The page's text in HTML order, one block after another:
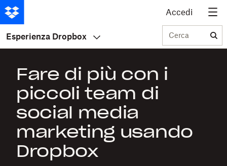
Accedi
Esperienza Dropbox Cerca
Fare di più con i
piccoli team di
social media
marketing usando
Dropbox